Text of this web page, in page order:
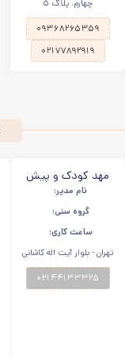
چهارم، پلاک ۵
۰۹۳۶۸۲۶۵۳۵۹
۰۲۱۷۷۸۹۲۹۱۹
مهد کودک و پیش
دبستانی دو زبانه ندا
نام مدیر:
گروه سنی:
ساعت کاری:
تهران - بلوار آیت اله کاشانی
- سازمان برنامه شمالی -
خیابان یکم شرقی - پلاک ۱۸
۰۲۱۴۴۱۳۳۳۲۵